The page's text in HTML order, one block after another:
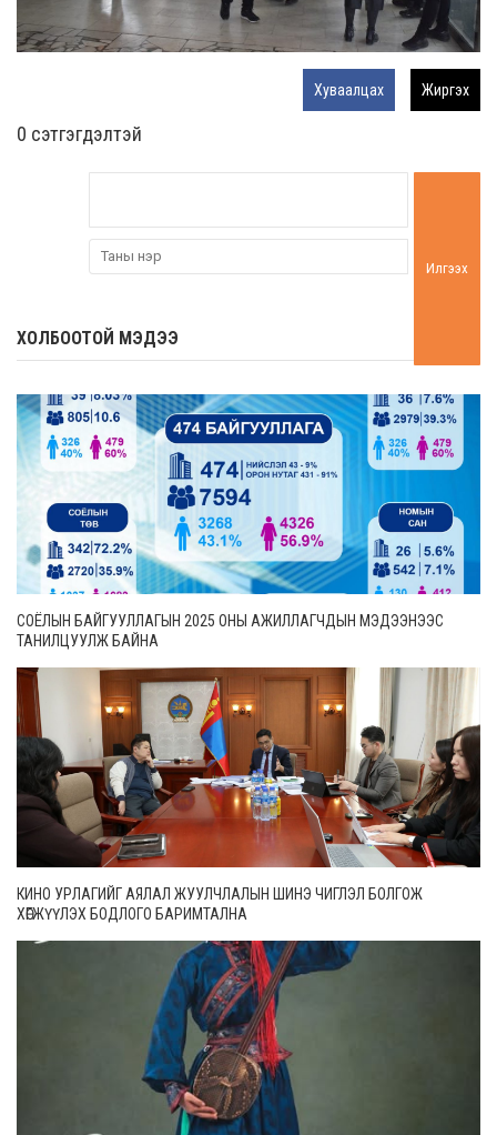
Хуваалцах Жиргэх
0 cэтгэгдэлтэй
Илгээх
ХОЛБООТОЙ МЭДЭЭ
СОЁЛЫН БАЙГУУЛЛАГЫН 2025 ОНЫ АЖИЛЛАГЧДЫН МЭДЭЭНЭЭС
ТАНИЛЦУУЛЖ БАЙНА
КИНО УРЛАГИЙГ АЯЛАЛ ЖУУЛЧЛАЛЫН ШИНЭ ЧИГЛЭЛ БОЛГОЖ
ХӨГЖҮҮЛЭХ БОДЛОГО БАРИМТАЛНА